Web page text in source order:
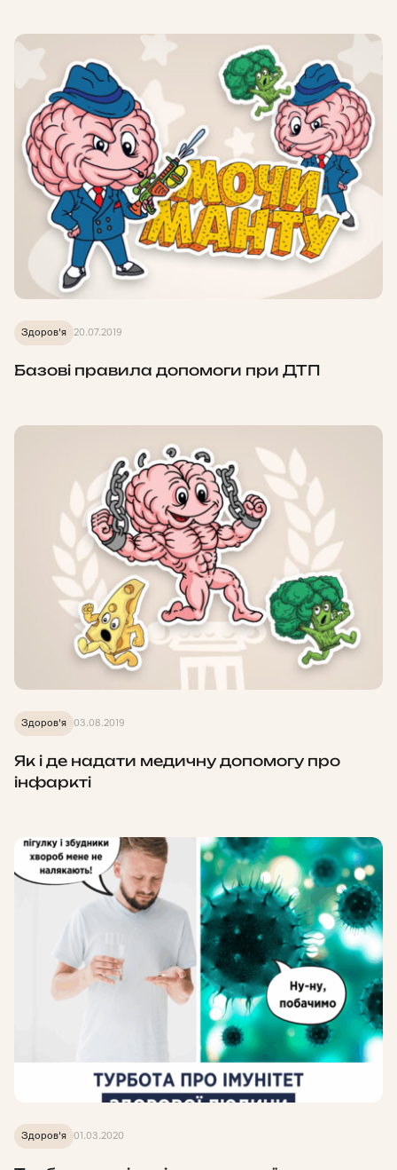
Здоров'я 20.07.2019
Базові правила допомоги при ДТП
Здоров'я 03.08.2019
Як і де надати медичну допомогу про
інфаркті
Здоров'я 01.03.2020